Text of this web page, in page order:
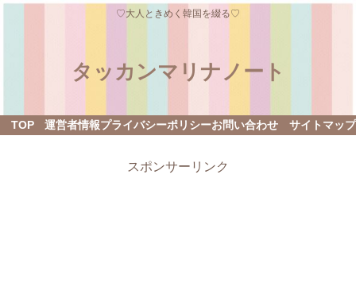
♡大人ときめく韓国を綴る♡
タッカンマリナノート
TOP 運営者情報プライバシーポリシーお問い合わせ サイトマップ
スポンサーリンク